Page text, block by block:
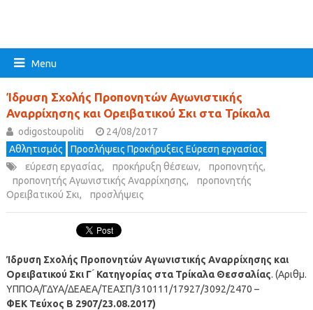
Menu
Ίδρυση Σχολής Προπονητών Αγωνιστικής
Αναρρίχησης και Ορειβατικού Σκι στα Τρίκαλα
odigostoupoliti
24/08/2017
Αθλητισμός
Προσλήψεις Προκήρυξεις Εύρεση εργασίας
εύρεση εργασίας, προκήρυξη θέσεων, προπονητής,
προπονητής Αγωνιστικής Αναρρίχησης,
προπονητής
Ορειβατικού Σκι, προσλήψεις
Ίδρυση Σχολής Προπονητών Αγωνιστικής Αναρρίχησης και
Ορειβατικού Σκι Γ ́ Κατηγορίας στα Τρίκαλα Θεσσαλίας. (Αριθμ.
ΥΠΠΟΑ/ΓΔΥΑ/ΔΕΑΕΑ/ΤΕΑΣΠ/310111/17927/3092/2470 –
ΦΕΚ Τεύχος Β 2907/23.08.2017)